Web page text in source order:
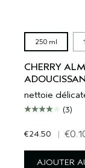
250 ml
CHERRY
nettoie
(3)
€24.50 |
AJOUTER